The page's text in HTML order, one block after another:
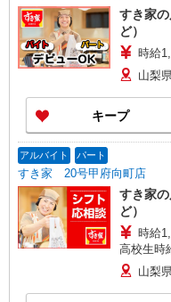
すき家
ど）
時給
山梨
キープ
アルバイト パート
すき家 20号甲府向町店
すき家
ど）
時給
高校生時
＋150円
山梨